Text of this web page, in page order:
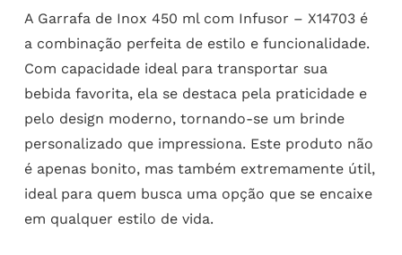
A Garrafa de Inox 450 ml com Infusor – X14703 é
a combinação perfeita de estilo e funcionalidade.
Com capacidade ideal para transportar sua
bebida favorita, ela se destaca pela praticidade e
pelo design moderno, tornando-se um brinde
personalizado que impressiona. Este produto não
é apenas bonito, mas também extremamente útil,
ideal para quem busca uma opção que se encaixe
em qualquer estilo de vida.